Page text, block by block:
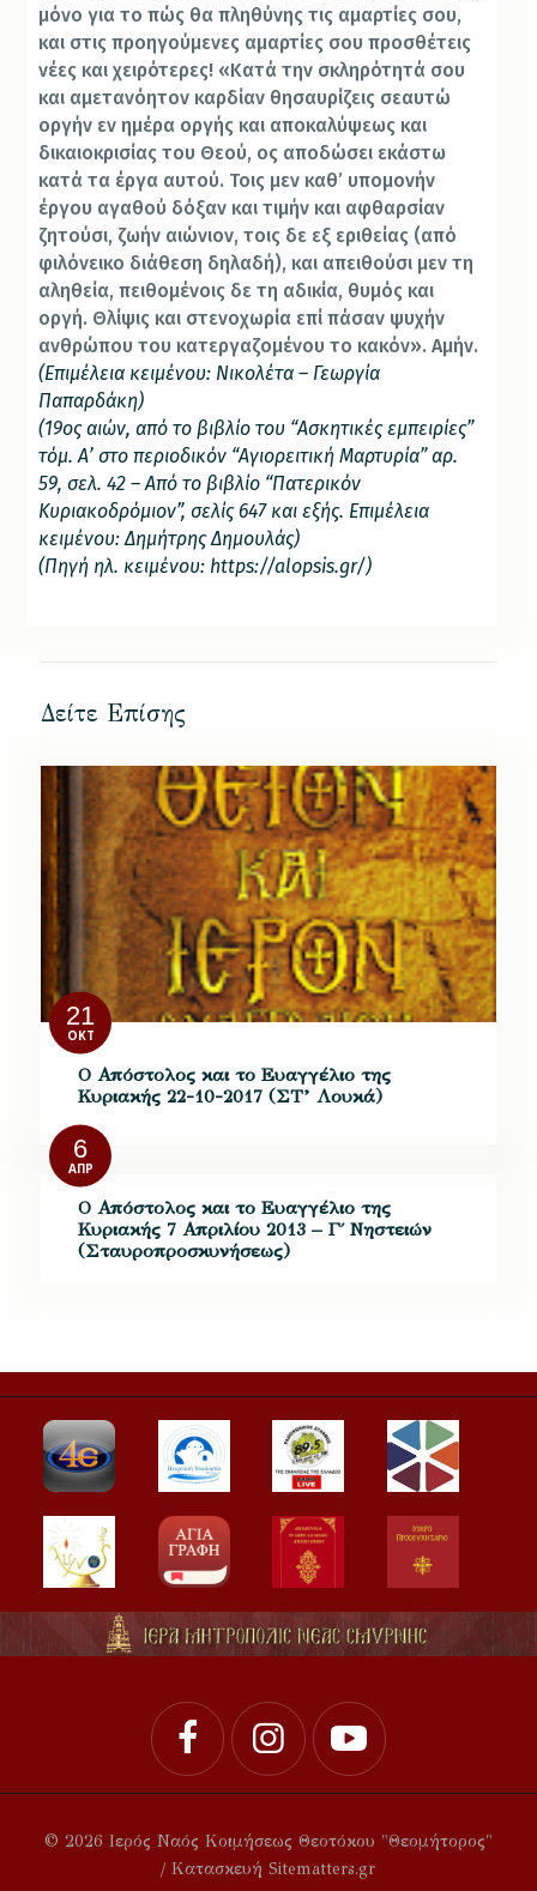
μόνο για το πώς θα πληθύνης τις αμαρτίες σου,
και στις προηγούμενες αμαρτίες σου προσθέτεις
νέες και χειρότερες! «Κατά την σκληρότητά σου
και αμετανόητον καρδίαν θησαυρίζεις σεαυτώ
οργήν εν ημέρα οργής και αποκαλύψεως και
δικαιοκρισίας του Θεού, oς αποδώσει εκάστω
κατά τα έργα αυτού. Τοις μεν καθ’ υπομονήν
έργου αγαθού δόξαν και τιμήν και αφθαρσίαν
ζητούσι, ζωήν αιώνιον, τοις δε εξ εριθείας (από
φιλόνεικο διάθεση δηλαδή), και απειθούσι μεν τη
αληθεία, πειθομένοις δε τη αδικία, θυμός και
οργή. Θλίψις και στενοχωρία επί πάσαν ψυχήν
ανθρώπου του κατεργαζομένου το κακόν». Αμήν.
(Επιμέλεια κειμένου: Νικολέτα – Γεωργία
Παπαρδάκη)
(19ος αιών, από το βιβλίο του “Ασκητικές εμπειρίες”
τόμ. Α’ στο περιοδικόν “Αγιορειτική Μαρτυρία” αρ.
59, σελ. 42 – Από το βιβλίο “Πατερικόν
Κυριακοδρόμιον”, σελίς 647 και εξής. Επιμέλεια
κειμένου: Δημήτρης Δημουλάς)
(Πηγή ηλ. κειμένου: https://alopsis.gr/)
Δείτε Επίσης
21
ΟΚΤ
Ο Απόστολος και το Ευαγγέλιο της
Κυριακής 22-10-2017 (ΣΤ’ Λουκά)
6
ΑΠΡ
Ο Απόστολος και το Ευαγγέλιο της
Κυριακής 7 Απριλίου 2013 – Γ΄ Νηστειών
(Σταυροπροσκυνήσεως)
© 2026 Ιερός Ναός Κοιμήσεως Θεοτόκου "Θεομήτορος"
/ Κατασκευή Sitematters.gr